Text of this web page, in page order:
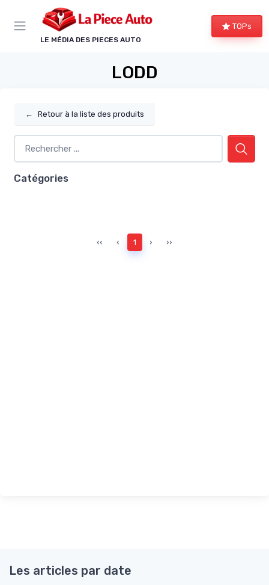
LE MÉDIA DES PIECES AUTO
TOPs
LODD
← Retour à la liste des produits
Catégories
‹‹ ‹ 1 › ››
Les articles par date
Panneau de gestion des cookies